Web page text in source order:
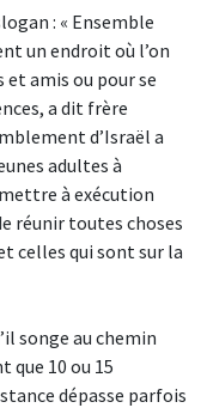
: « Ensemble
un endroit où l’on
et amis ou pour se
a dit frère
d’Israël a
adultes à
à exécution
réunir toutes choses
celles qui sont sur la
songe au chemin
que 10 ou 15
dépasse parfois